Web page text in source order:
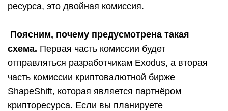
ресурса, это двойная комиссия.
Поясним, почему предусмотрена такая
схема. Первая часть комиссии будет
отправляться разработчикам Exodus, а вторая
часть комиссии криптовалютной бирже
ShapeShift, которая является партнёром
крипторесурса. Если вы планируете